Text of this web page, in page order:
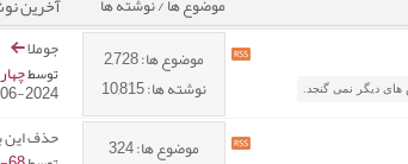
مشاهده
feed
این
انجمن
موضوع ها: 2,728
نوشته ها: 10,815
جوملا
توسط
2024,
مشاهدهموضوع ها: 324
حذف